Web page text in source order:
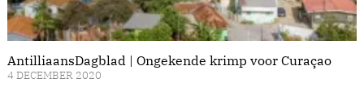
AntilliaansDagblad | Ongekende krimp voor Curaçao
4 DECEMBER 2020